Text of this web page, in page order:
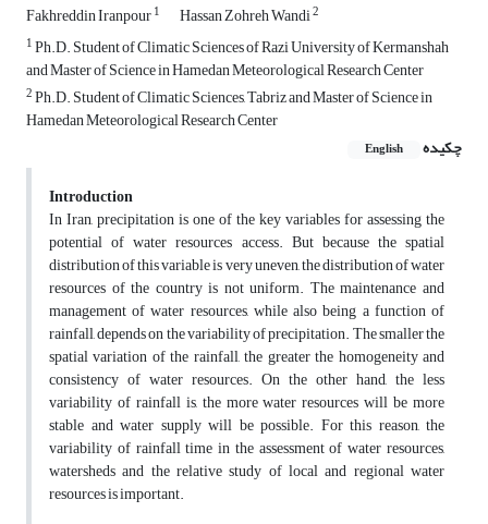
Fakhreddin Iranpour1 Hassan Zohreh Wandi2
1Ph.D. Student of Climatic Sciences of Razi University of Kermanshah
and Master of Science in Hamedan Meteorological Research Center
2Ph.D. Student of Climatic Sciences, Tabriz and Master of Science in
Hamedan Meteorological Research Center
چکیده
English
Introduction
In Iran, precipitation is one of the key variables for assessing the
potential of water resources access. But because the spatial
distribution of this variable is very uneven, the distribution of water
resources of the country is not uniform. The maintenance and
management of water resources, while also being a function of
rainfall, depends on the variability of precipitation. The smaller the
spatial variation of the rainfall, the greater the homogeneity and
consistency of water resources. On the other hand, the less
variability of rainfall is, the more water resources will be more
stable and water supply will be possible. For this reason, the
variability of rainfall time in the assessment of water resources,
watersheds and the relative study of local and regional water
resources is important.